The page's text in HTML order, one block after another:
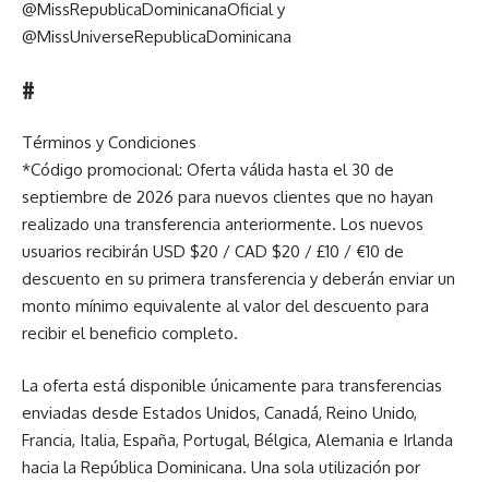
@MissRepublicaDominicanaOficial y
@MissUniverseRepublicaDominicana
#
Términos y Condiciones
*Código promocional: Oferta válida hasta el 30 de
septiembre de 2026 para nuevos clientes que no hayan
realizado una transferencia anteriormente. Los nuevos
usuarios recibirán USD $20 / CAD $20 / £10 / €10 de
descuento en su primera transferencia y deberán enviar un
monto mínimo equivalente al valor del descuento para
recibir el beneficio completo.
La oferta está disponible únicamente para transferencias
enviadas desde Estados Unidos, Canadá, Reino Unido,
Francia, Italia, España, Portugal, Bélgica, Alemania e Irlanda
hacia la República Dominicana. Una sola utilización por